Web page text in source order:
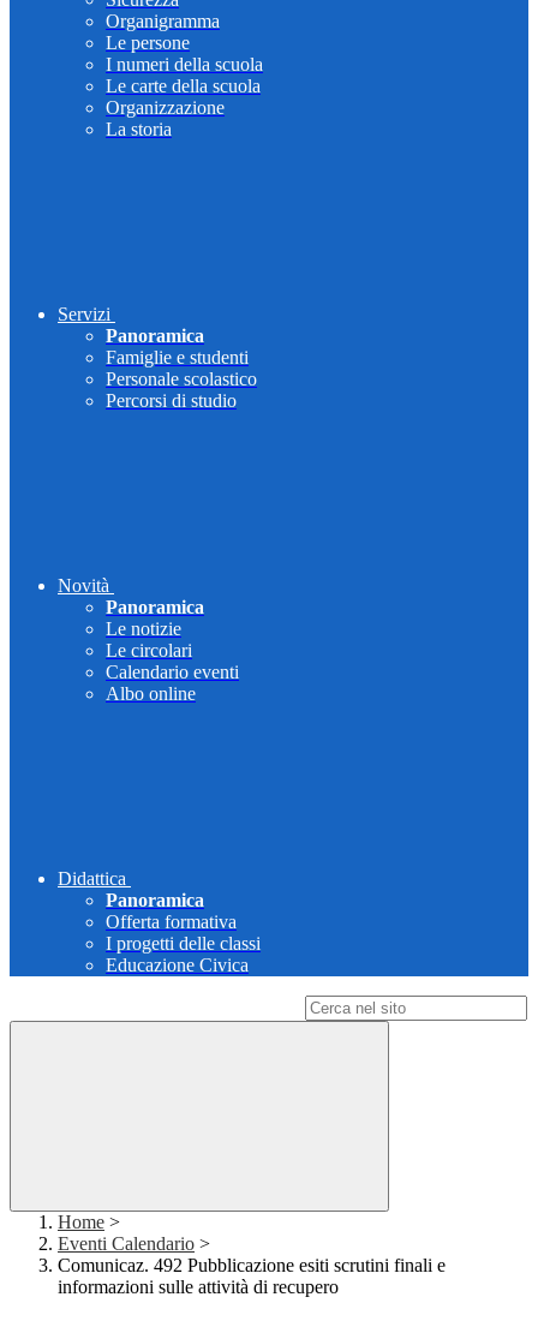
Organigramma
Le persone
I numeri della scuola
Le carte della scuola
Organizzazione
La storia
Servizi
Panoramica
Famiglie e studenti
Personale scolastico
Percorsi di studio
Novità
Panoramica
Le notizie
Le circolari
Calendario eventi
Albo online
Didattica
Panoramica
Offerta formativa
I progetti delle classi
Educazione Civica
Home >
Eventi Calendario >
Comunicaz. 492 Pubblicazione esiti scrutini finali e
informazioni sulle attività di recupero